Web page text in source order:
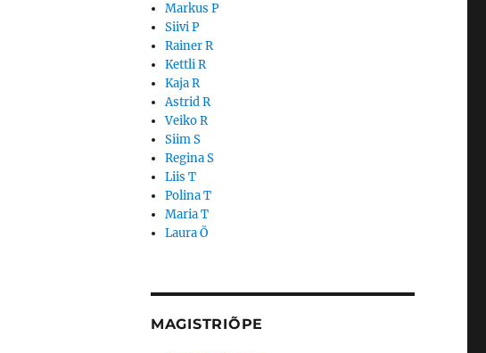
Markus P
Siivi P
Rainer R
Kettli R
Kaja R
Astrid R
Veiko R
Siim S
Regina S
Liis T
Polina T
Maria T
Laura Õ
MAGISTRIÕPE